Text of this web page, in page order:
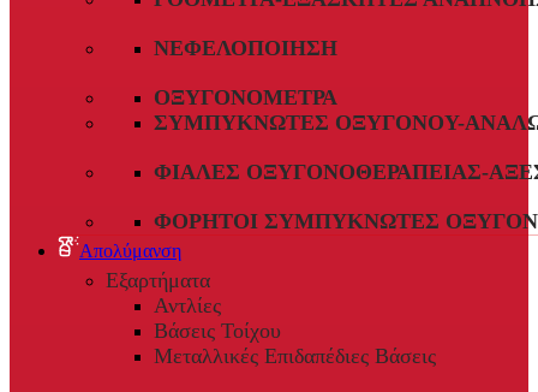
ΝΕΦΕΛΟΠΟΊΗΣΗ
ΟΞΥΓΟΝΌΜΕΤΡΑ
ΣΥΜΠΥΚΝΩΤΈΣ ΟΞΥΓΌΝΟΥ-
ΦΙΆΛΕΣ ΟΞΥΓΟΝΟΘΕΡΑΠΕΊΑΣ-
ΦΟΡΗΤΟΊ ΣΥΜΠΥΚΝΩΤΈΣ
Απολύμανση
Εξαρτήματα
Αντλίες
Βάσεις Τοίχου
Μεταλλικές Επιδαπέδιες Βάσεις